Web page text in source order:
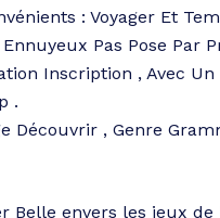
: Voyager Et
Ennuyeux Pas Pose Par
Inscription , Avec
.
Découvrir , Genre
Belle envers les jeux